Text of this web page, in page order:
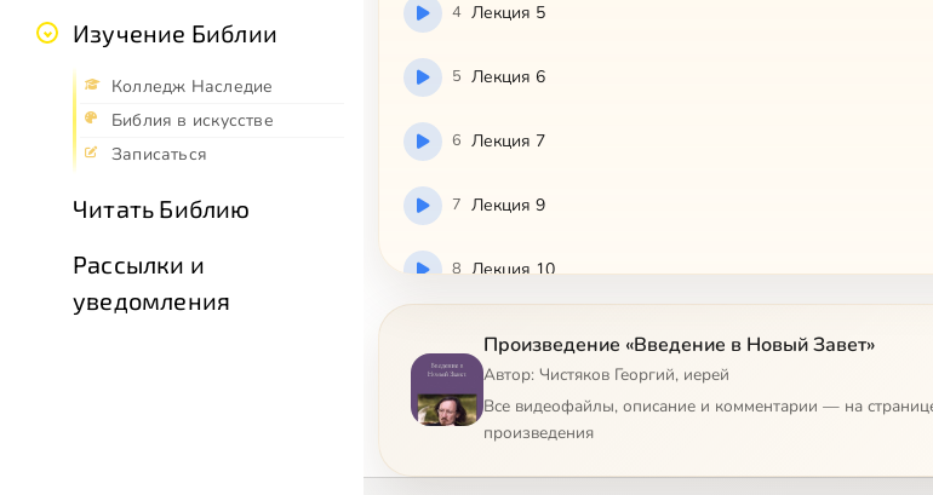
Изучение Библии
Колледж Наследие
Библия в искусстве
Записаться
Читать Библию
Рассылки и
уведомления
4 Лекция 5
5 Лекция 6
6 Лекция 7
7 Лекция 9
8 Лекция 10
Лекция 11
10 Лекция 12
Произведение «Введение в Новый Завет»
Автор: Чистяков Георгий, иерей
Все видеофайлы, описание и комментарии — на
произведения